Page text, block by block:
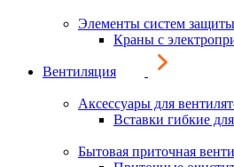
Элементы систем
Краны с
Вентиляция
Аксессуары для
Вставки гибкие
Бытовая приточная